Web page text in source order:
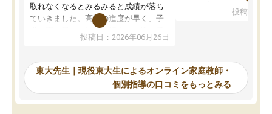
取れなくなるとみるみると成績が落ち
ていきました。高校の進度が早く、子
供も家に帰って勉強の話すると嫌な反
応を示します。東大先生にお願いして
れるので、親としても安心です。毎日
使える自習室とかもあり、わからない
ところがあれば先生が回答してくれる
のも重宝しています。
投稿日：2026年06月26日
で、当初は模試でD判定
自習室が毎日使えていつ
るのが心強かったよう
謝です。
投稿日：
東大先生｜現役東大生によるオンライン家庭教師・
個別指導の口コミをもっとみる